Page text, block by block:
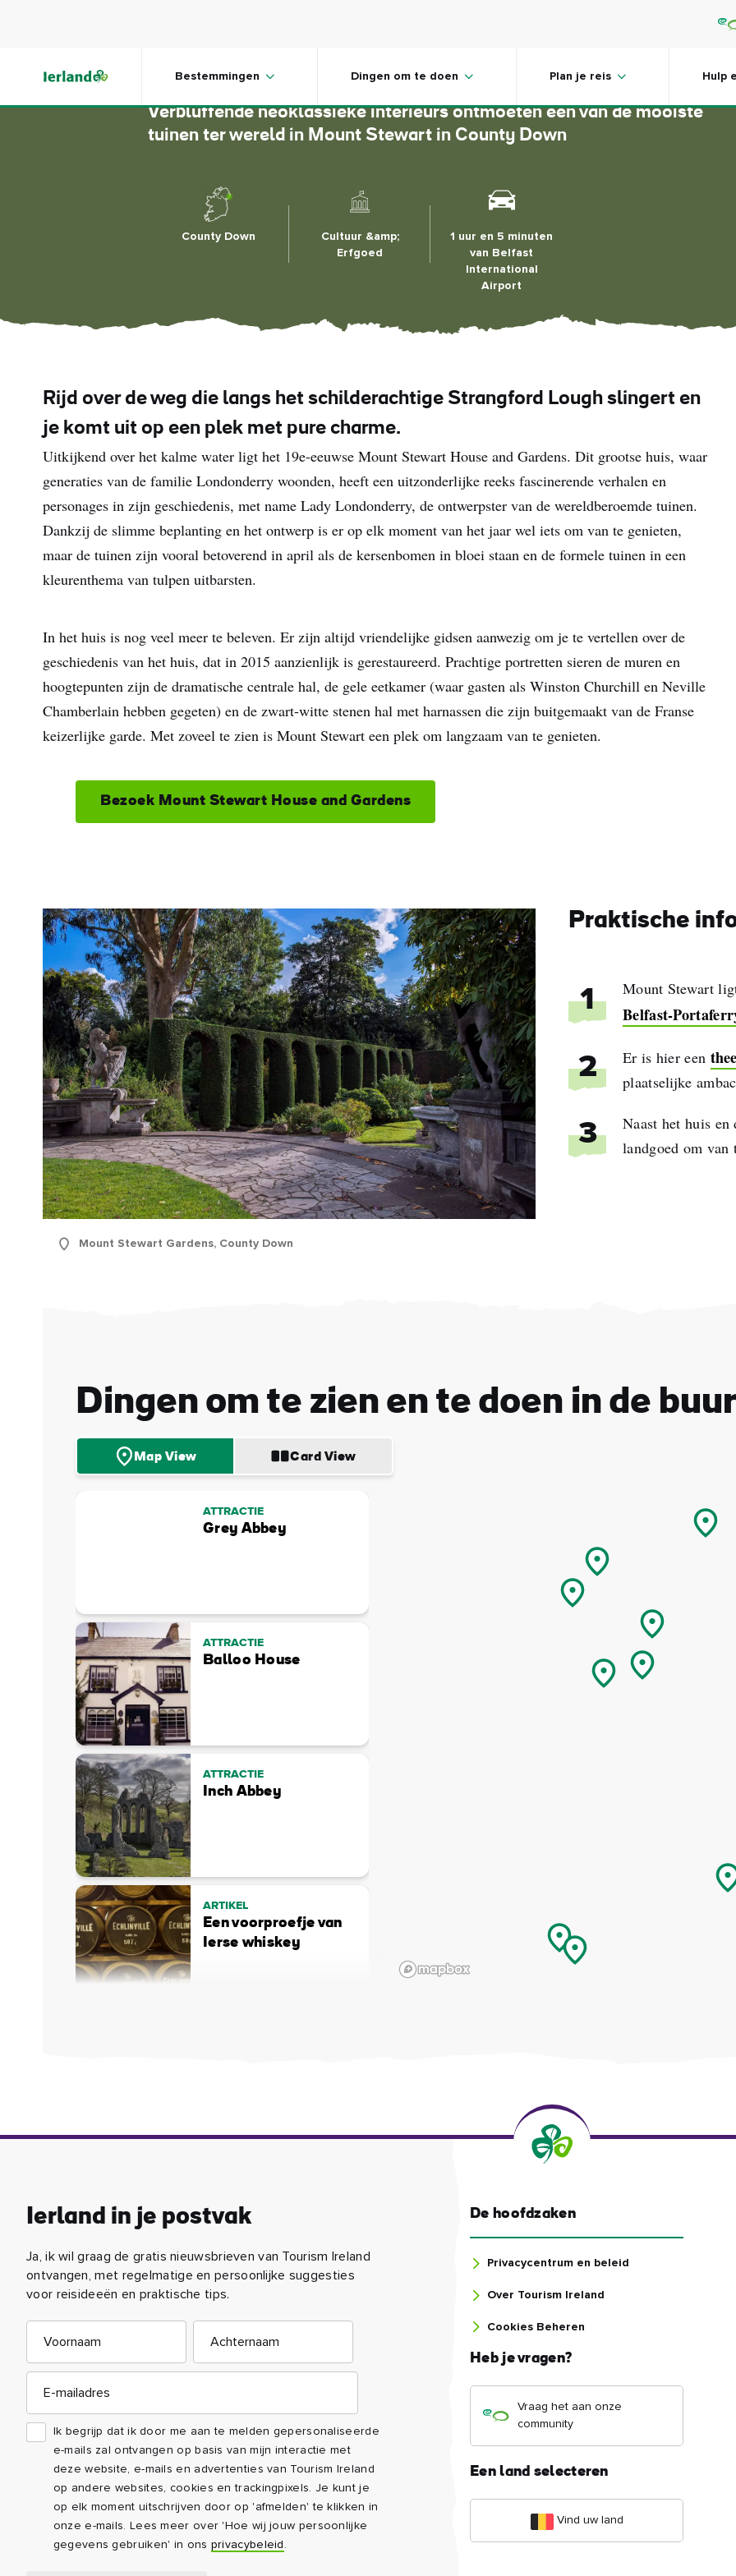
Bestemmingen Dingen om te doen Plan je reis Hulp
Mount Stewart
Verbluffende neoklassieke interieurs ontmoeten een van de mooiste
tuinen ter wereld in Mount Stewart in County Down
County Down
Cultuur &amp;
Erfgoed
1 uur en 5 minuten
van Belfast
International
Airport
E-
trackingpixels. Je kunt je op elk moment uitschrijven door op
'afmelden' te klikken in onze e-mails. Lees meer over 'Hoe wij
persoonlijke gegevens gebruiken' in onsprivacybeleid
Aanmelden
Rijd over de weg die langs het schilderachtige Strangford Lough slingert en
je komt uit op een plek met pure charme.
Uitkijkend over het kalme water ligt het 19e-eeuwse Mount Stewart House and Gardens. Dit grootse huis, waar
generaties van de familie Londonderry woonden, heeft een uitzonderlijke reeks fascinerende verhalen en
personages in zijn geschiedenis, met name Lady Londonderry, de ontwerpster van de wereldberoemde tuinen.
Dankzij de slimme beplanting en het ontwerp is er op elk moment van het jaar wel iets om van te genieten,
maar de tuinen zijn vooral betoverend in april als de kersenbomen in bloei staan en de formele tuinen in een
kleurenthema van tulpen uitbarsten.
In het huis is nog veel meer te beleven. Er zijn altijd vriendelijke gidsen aanwezig om je te vertellen over de
geschiedenis van het huis, dat in 2015 aanzienlijk is gerestaureerd. Prachtige portretten sieren de muren en
hoogtepunten zijn de dramatische centrale hal, de gele eetkamer (waar gasten als Winston Churchill en Neville
Chamberlain hebben gegeten) en de zwart-witte stenen hal met harnassen die zijn buitgemaakt van de Franse
keizerlijke garde. Met zoveel te zien is Mount Stewart een plek om langzaam van te genieten.
Bezoek Mount Stewart House and Gardens
Mount Stewart Gardens, County Down
Praktische
1 Mount Stewart
Belfast-
2 Er is hier een
plaatselijke
3
Naast het huis
landgoed om van
Dingen om te zien en te doen in de
Map View Card View
ATTRACTIE
Grey Abbey
ATTRACTIE
Balloo House
ATTRACTIE
Inch Abbey
ARTIKEL
Een voorproefje van
Ierse whiskey
BESTEMMING
Welkom in county
Down!
County Down lijkt haast een
fantasiewereld met zijn epische
bergen en weelderige bossen.
ARTIKEL
ervaringen
van Game of Thrones® in Noord-
Ierland.
BESTEMMING
rotsformaties van graniet
hoogste berggebied van